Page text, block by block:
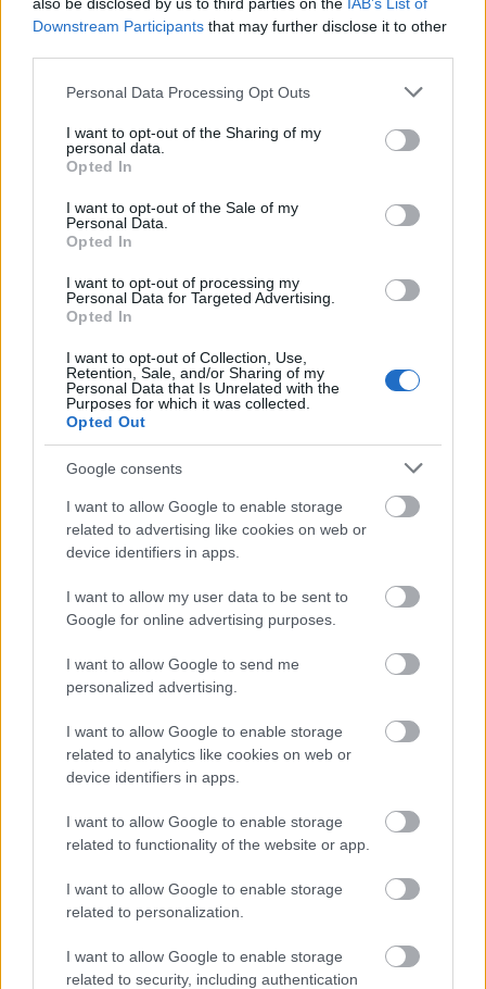
Downstream Participants that may further disclose it to other
Please note that this website/app uses one or more Google
not limited to your visit or usage behaviour. You may click to
grant or deny consent to Google and its third-party tags to
use your data for below specified purposes in below Google
consent section.
Personal Data Processing Opt Outs
I want to opt-out of the Sharing of my
personal data.
Opted In
I want to opt-out of the Sale of my
Personal Data.
Opted In
I want to opt-out of processing my
Personal Data for Targeted Advertising.
Opted In
I want to opt-out of Collection, Use,
Retention, Sale, and/or Sharing of my
Personal Data that Is Unrelated with the
Purposes for which it was collected.
Opted Out
Google consents
I want to allow Google to enable storage
related to advertising like cookies on web or
device identifiers in apps.
I want to allow my user data to be sent to
Google for online advertising purposes.
I want to allow Google to send me
personalized advertising.
I want to allow Google to enable storage
related to analytics like cookies on web or
device identifiers in apps.
I want to allow Google to enable storage
related to functionality of the website or app.
I want to allow Google to enable storage
related to personalization.
I want to allow Google to enable storage
related to security, including authentication
Ajánlott bejegyzések:
Szerelemre hangolva: Alfa Romeo Junior
Pécs Rally 2024, 7. forduló eredményei
A Lausitzringen kétszer is dobogón
ünnepelt Tim Gábor
Tim Gábor GT autóban versenyzik
tovább
II. SMARTZILLA RBR Magyar Bajnokság -
Eger Rally 2024
blog.hu facebook
Szólj hozzá!